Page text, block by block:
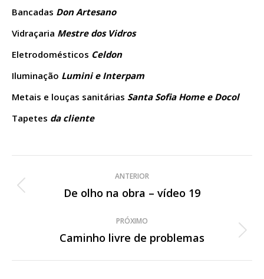
Bancadas Don Artesano
Vidraçaria Mestre dos Vidros
Eletrodomésticos Celdon
Iluminação Lumini e Interpam
Metais e louças sanitárias Santa Sofia Home e Docol
Tapetes da cliente
Navegação
de
ANTERIOR
Post
De olho na obra – vídeo 19
PRÓXIMO
Próximo
Caminho livre de problemas